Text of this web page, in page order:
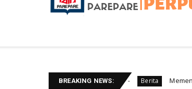
BREAKING NEWS:
layanan perpustakaan Berita Memenuhi